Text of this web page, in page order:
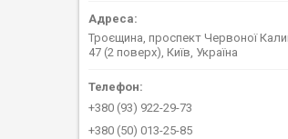
Троєщина, проспект Червоної
47 (2 поверх), Київ, Україна
+380 (93) 922-29-73
+380 (50) 013-25-85